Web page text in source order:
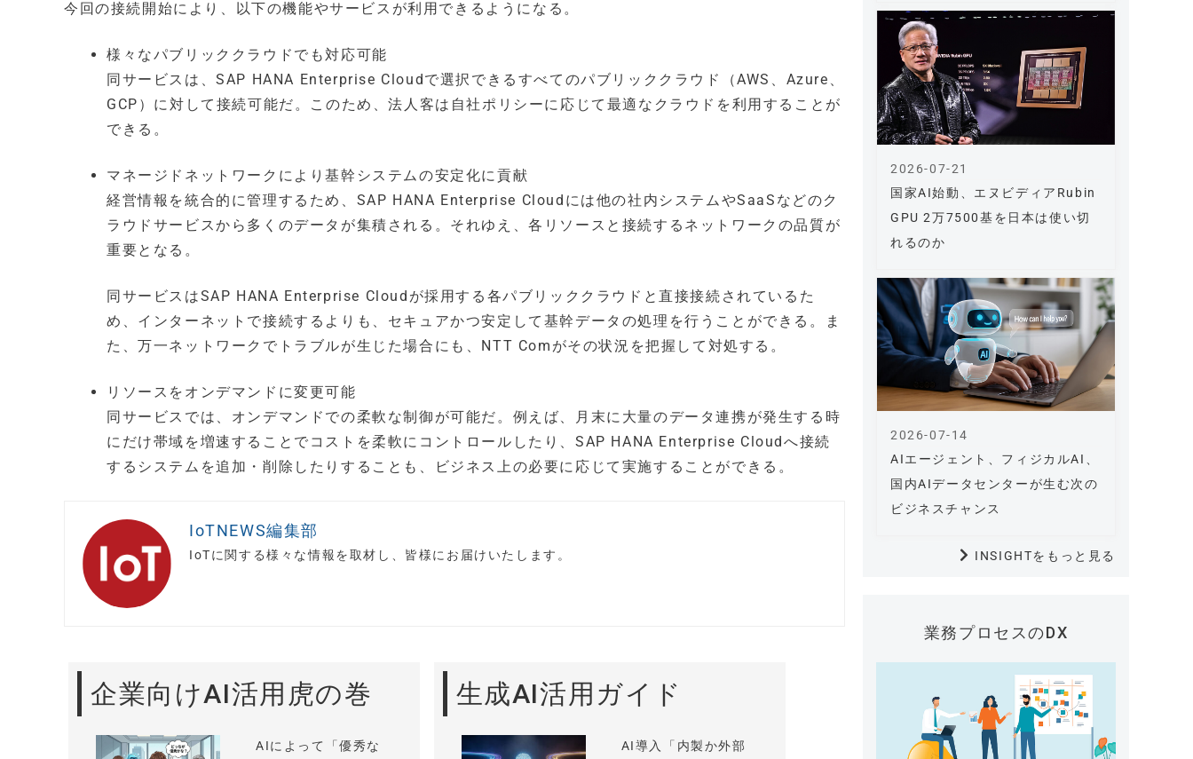
今回の接続開始により、以下の機能やサービスが利用できるようになる。
様々なパブリッククラウドでも対応可能
同サービスは、SAP HANA Enterprise Cloudで選択できるすべてのパブリッククラウド（AWS、Azure、
GCP）に対して接続可能だ。このため、法人客は自社ポリシーに応じて最適なクラウドを利用することが
できる。
マネージドネットワークにより基幹システムの安定化に貢献
経営情報を統合的に管理するため、SAP HANA Enterprise Cloudには他の社内システムやSaaSなどのク
ラウドサービスから多くのデータが集積される。それゆえ、各リソースと接続するネットワークの品質が
重要となる。
同サービスはSAP HANA Enterprise Cloudが採用する各パブリッククラウドと直接接続されているた
め、インターネットで接続するよりも、セキュアかつ安定して基幹データの処理を行うことができる。ま
た、万一ネットワークでトラブルが生じた場合にも、NTT Comがその状況を把握して対処する。
リソースをオンデマンドに変更可能
同サービスでは、オンデマンドでの柔軟な制御が可能だ。例えば、月末に大量のデータ連携が発生する時
にだけ帯域を増速することでコストを柔軟にコントロールしたり、SAP HANA Enterprise Cloudへ接続
するシステムを追加・削除したりすることも、ビジネス上の必要に応じて実施することができる。
IoTNEWS編集部
IoTに関する様々な情報を取材し、皆様にお届けいたします。
企業向けAI活用虎の巻
AIによって「優秀な
生成AI活用ガイド
AI導入「内製か外部
国家AI始動、エヌビディアRubin
GPU 2万7500基を日本は使い切
れるのか
2026-07-21
AIエージェント、フィジカルAI、
国内AIデータセンターが生む次の
ビジネスチャンス
2026-07-14
INSIGHTをもっと見る
業務プロセスのDX